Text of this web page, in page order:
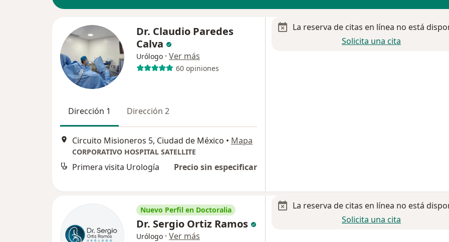
Dr. Claudio Paredes
Calva
Urólogo · Ver más
60 opiniones
Dirección 1 Dirección 2
Circuito Misioneros 5, Ciudad de México • Mapa
CORPORATIVO HOSPITAL SATELLITE
Primera visita Urología Precio sin especificar
La reserva de citas en línea no está
Solicita una cita
Nuevo Perfil en Doctoralia
Dr. Sergio Ortiz Ramos
Urólogo · Ver más
La reserva de citas en línea no está
Solicita una cita